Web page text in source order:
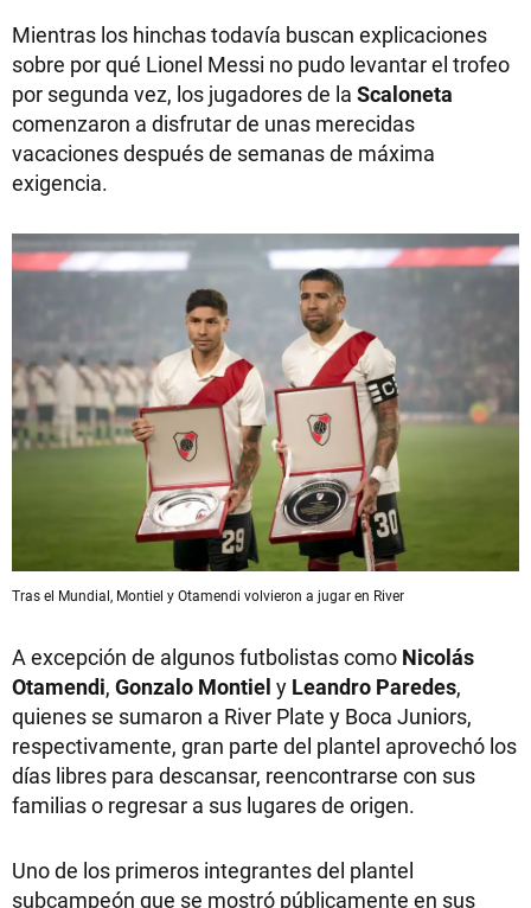
Mientras los hinchas todavía buscan explicaciones
sobre por qué Lionel Messi no pudo levantar el trofeo
por segunda vez, los jugadores de la Scaloneta
comenzaron a disfrutar de unas merecidas
vacaciones después de semanas de máxima
exigencia.
Tras el Mundial, Montiel y Otamendi volvieron a jugar en River
A excepción de algunos futbolistas como Nicolás
Otamendi, Gonzalo Montiel y Leandro Paredes,
quienes se sumaron a River Plate y Boca Juniors,
respectivamente, gran parte del plantel aprovechó los
días libres para descansar, reencontrarse con sus
familias o regresar a sus lugares de origen.
Uno de los primeros integrantes del plantel
subcampeón que se mostró públicamente en sus